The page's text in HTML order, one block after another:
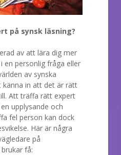
på synsk läsning?
av att lära dig mer
en personlig fråga eller
av synska
känna in att det är rätt
Att träffa rätt expert
upplysande och
fel person kan dock
Här är några
på
få: